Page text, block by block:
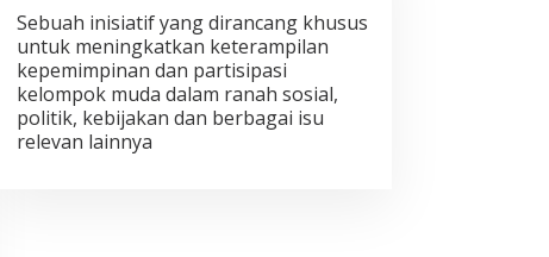
Sebuah inisiatif yang dirancang khusus
untuk meningkatkan keterampilan
kepemimpinan dan partisipasi
kelompok muda dalam ranah sosial,
politik, kebijakan dan berbagai isu
relevan lainnya